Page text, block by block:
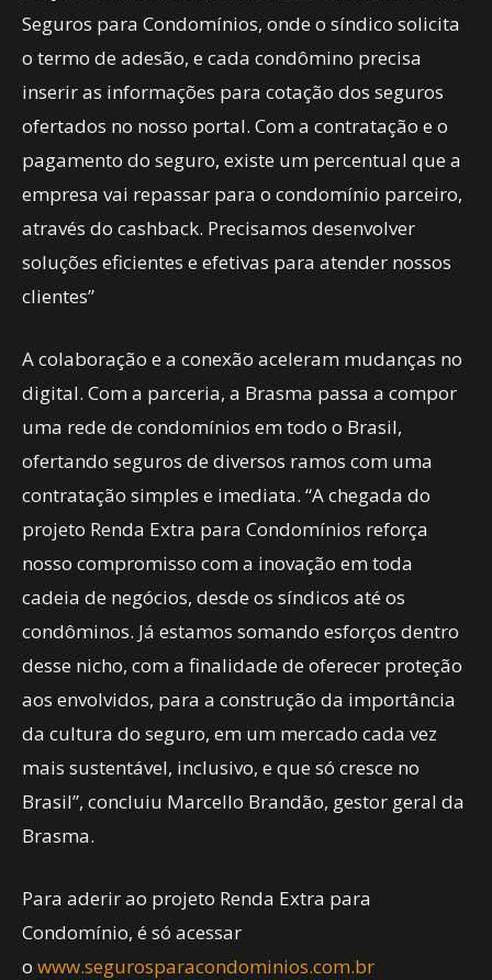
Seguros para Condomínios, onde o síndico solicita
o termo de adesão, e cada condômino precisa
inserir as informações para cotação dos seguros
ofertados no nosso portal. Com a contratação e o
pagamento do seguro, existe um percentual que a
empresa vai repassar para o condomínio parceiro,
através do cashback. Precisamos desenvolver
soluções eficientes e efetivas para atender nossos
clientes”
A colaboração e a conexão aceleram mudanças no
digital. Com a parceria, a Brasma passa a compor
uma rede de condomínios em todo o Brasil,
ofertando seguros de diversos ramos com uma
contratação simples e imediata. “A chegada do
projeto Renda Extra para Condomínios reforça
nosso compromisso com a inovação em toda
cadeia de negócios, desde os síndicos até os
condôminos. Já estamos somando esforços dentro
desse nicho, com a finalidade de oferecer proteção
aos envolvidos, para a construção da importância
da cultura do seguro, em um mercado cada vez
mais sustentável, inclusivo, e que só cresce no
Brasil”, concluiu Marcello Brandão, gestor geral da
Brasma.
Para aderir ao projeto Renda Extra para
Condomínio, é só acessar
o www.segurosparacondominios.com.br